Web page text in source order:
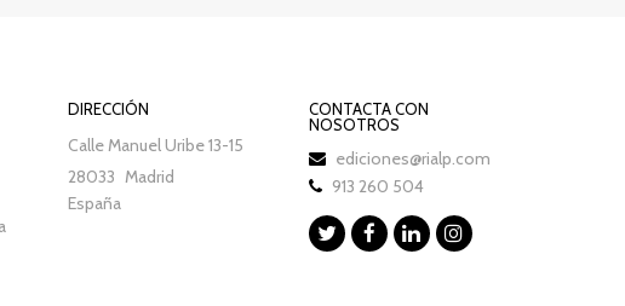
DIRECCIÓN
Calle Manuel Uribe 13-15
28033 Madrid
España
CONTACTA CON
NOSOTROS
ediciones@rialp.com
913 260 504